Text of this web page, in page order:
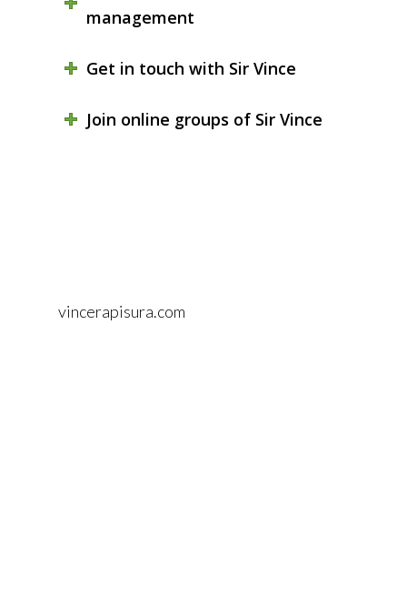
management
Get in touch with Sir Vince
Join online groups of Sir Vince
vincerapisura.com